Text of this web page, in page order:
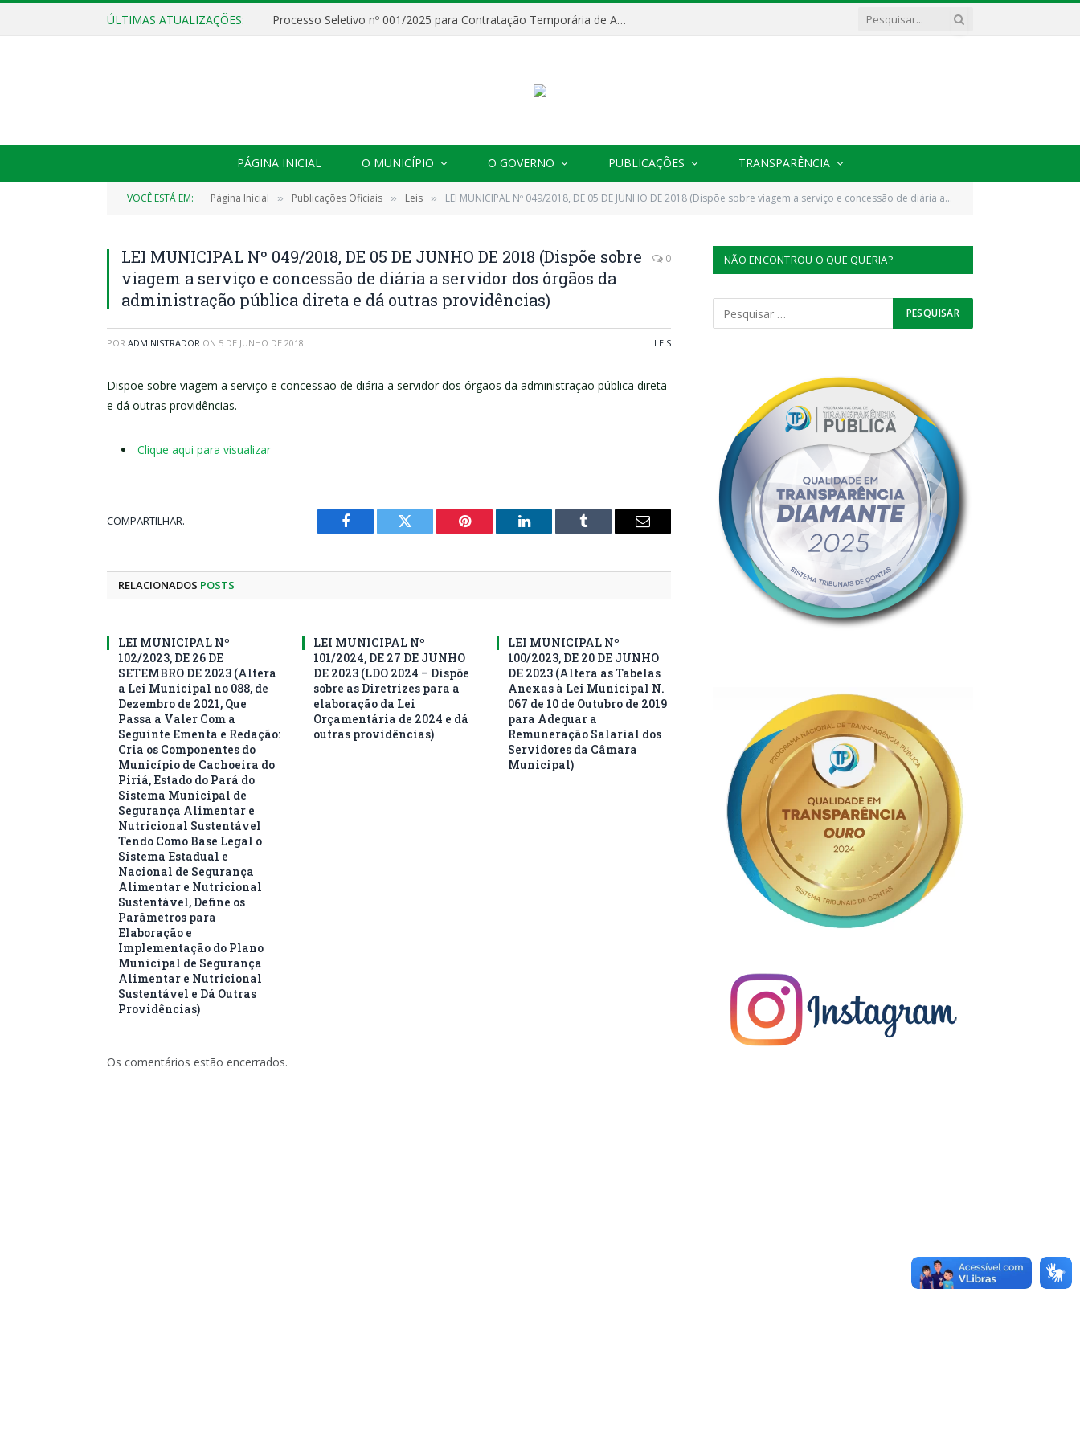
ÚLTIMAS ATUALIZAÇÕES: Processo Seletivo nº 001/2025 para Contratação Temporária de Agentes Comunitários de Saúde (ACS)
PÁGINA INICIAL O MUNICÍPIO O GOVERNO PUBLICAÇÕES TRANSPARÊNCIA
VOCÊ ESTÁ EM: Página Inicial » Publicações Oficiais » Leis » LEI MUNICIPAL Nº 049/2018, DE 05 DE JUNHO DE 2018 (Dispõe sobre viagem a serviço e concessão de diária a servidor dos órgãos da administração pública direta e dá outras providências)
LEI MUNICIPAL Nº 049/2018, DE 05 DE JUNHO DE 2018 (Dispõe sobre
viagem a serviço e concessão de diária a servidor dos órgãos da
administração pública direta e dá outras providências)
0
POR ADMINISTRADOR ON 5 DE JUNHO DE 2018 LEIS
Dispõe sobre viagem a serviço e concessão de diária a servidor dos órgãos da administração pública direta
e dá outras providências.
Clique aqui para visualizar
COMPARTILHAR.
Facebook Twitter Pinterest LinkedIn Tumblr
E-
RELACIONADOS POSTS
LEI MUNICIPAL Nº
102/2023, DE 26 DE
SETEMBRO DE 2023 (Altera
a Lei Municipal no 088, de
Dezembro de 2021, Que
Passa a Valer Com a
Seguinte Ementa e Redação:
Cria os Componentes do
Município de Cachoeira do
Piriá, Estado do Pará do
Sistema Municipal de
Segurança Alimentar e
Nutricional Sustentável
Tendo Como Base Legal o
Sistema Estadual e
Nacional de Segurança
Alimentar e Nutricional
Sustentável, Define os
Parâmetros para
Elaboração e
Implementação do Plano
Municipal de Segurança
Alimentar e Nutricional
Sustentável e Dá Outras
Providências)
LEI MUNICIPAL Nº
101/2024, DE 27 DE JUNHO
DE 2023 (LDO 2024 – Dispõe
sobre as Diretrizes para a
elaboração da Lei
Orçamentária de 2024 e dá
outras providências)
LEI MUNICIPAL Nº
100/2023, DE 20 DE JUNHO
DE 2023 (Altera as Tabelas
Anexas à Lei Municipal N.
067 de 10 de Outubro de 2019
para Adequar a
Remuneração Salarial dos
Servidores da Câmara
Municipal)
Os comentários estão encerrados.
NÃO ENCONTROU O QUE QUERIA?